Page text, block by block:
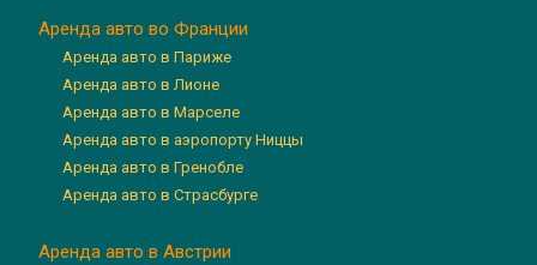
Аренда авто во Франции
Аренда авто в Париже
Аренда авто в Лионе
Аренда авто в Марселе
Аренда авто в аэропорту Ниццы
Аренда авто в Гренобле
Аренда авто в Страсбурге
Аренда авто в Австрии